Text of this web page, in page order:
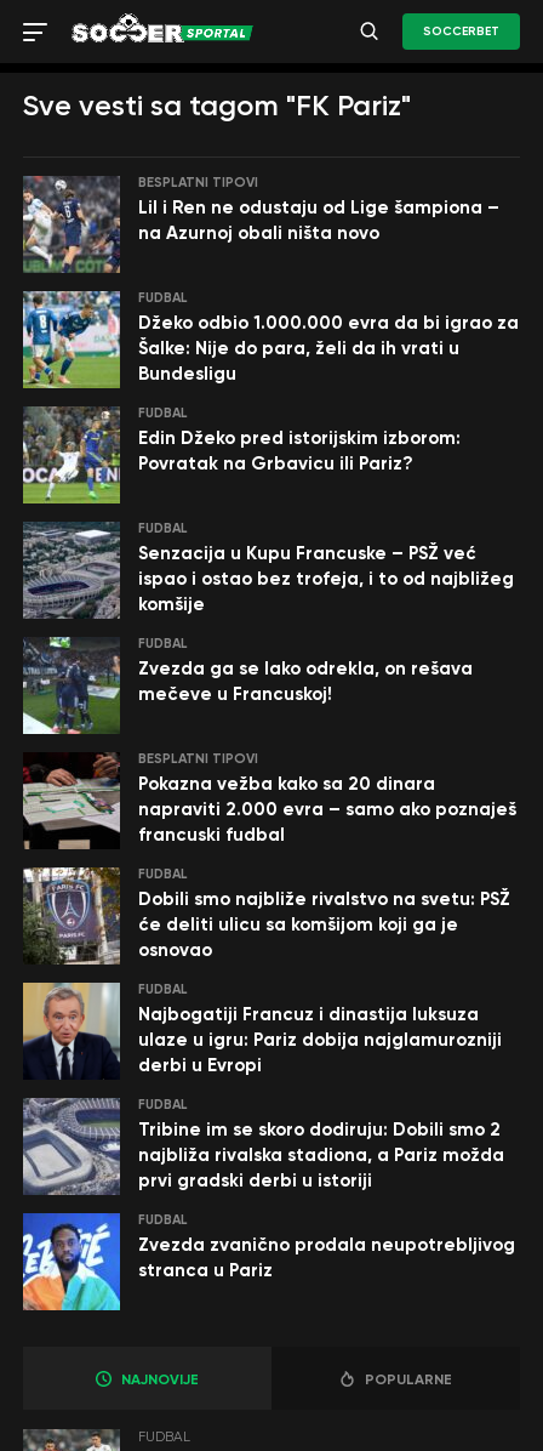
SOCCERBET
Sve vesti sa tagom "FK Pariz"
BESPLATNI TIPOVI
Lil i Ren ne odustaju od Lige šampiona –
na Azurnoj obali ništa novo
FUDBAL
Džeko odbio 1.000.000 evra da bi igrao za
Šalke: Nije do para, želi da ih vrati u
Bundesligu
FUDBAL
Edin Džeko pred istorijskim izborom:
Povratak na Grbavicu ili Pariz?
FUDBAL
Senzacija u Kupu Francuske – PSŽ već
ispao i ostao bez trofeja, i to od najbližeg
komšije
FUDBAL
Zvezda ga se lako odrekla, on rešava
mečeve u Francuskoj!
BESPLATNI TIPOVI
Pokazna vežba kako sa 20 dinara
napraviti 2.000 evra – samo ako poznaješ
francuski fudbal
FUDBAL
Dobili smo najbliže rivalstvo na svetu: PSŽ
će deliti ulicu sa komšijom koji ga je
osnovao
FUDBAL
Najbogatiji Francuz i dinastija luksuza
ulaze u igru: Pariz dobija najglamurozniji
derbi u Evropi
FUDBAL
Tribine im se skoro dodiruju: Dobili smo 2
najbliža rivalska stadiona, a Pariz možda
prvi gradski derbi u istoriji
FUDBAL
Zvezda zvanično prodala neupotrebljivog
stranca u Pariz
NAJNOVIJE POPULARNE
FUDBAL